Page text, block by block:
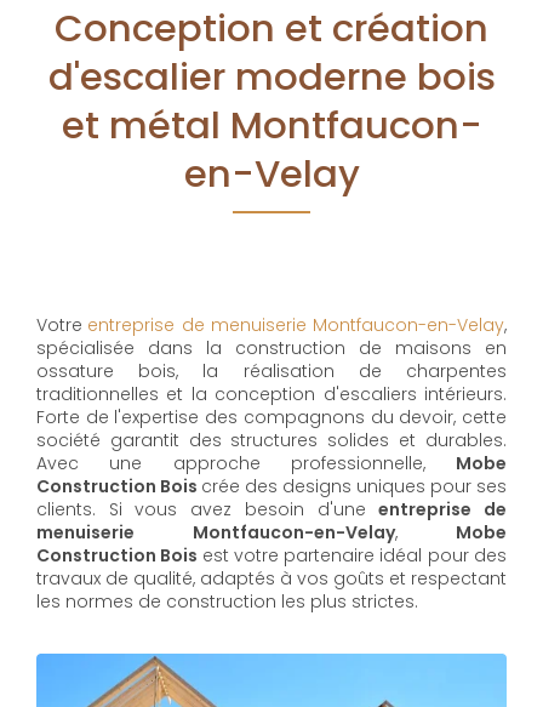
Conception et création
d'escalier moderne bois
et métal Montfaucon-
en-Velay
Votre entreprise de menuiserie Montfaucon-en-Velay,
spécialisée dans la construction de maisons en
ossature bois, la réalisation de charpentes
traditionnelles et la conception d'escaliers intérieurs.
Forte de l'expertise des compagnons du devoir, cette
société garantit des structures solides et durables.
Avec une approche professionnelle, Mobe
Construction Bois crée des designs uniques pour ses
clients. Si vous avez besoin d'uneentreprise de
menuiserie Montfaucon-en-Velay, Mobe
Construction Bois est votre partenaire idéal pour des
travaux de qualité, adaptés à vos goûts et respectant
les normes de construction les plus strictes.